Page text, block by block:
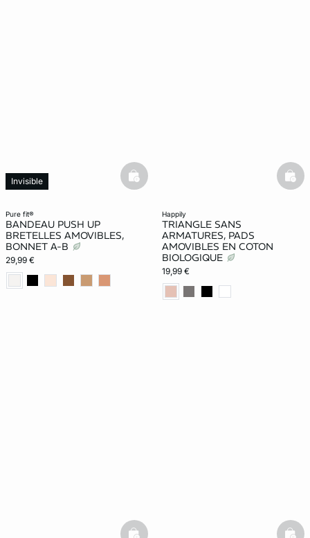
pure fit®
BANDEAU PUSH UP
BRETELLES AMOVIBLES,
BONNET A-B
29,99 €
Invisible basketfull
happily
TRIANGLE SANS
ARMATURES, PADS
AMOVIBLES EN COTON
BIOLOGIQUE
19,99 €